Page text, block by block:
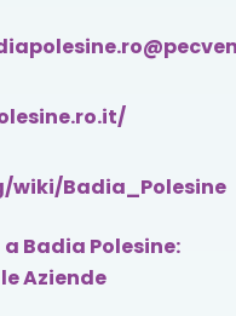
Badia_Polesine
Badia Polesine:
Aziende